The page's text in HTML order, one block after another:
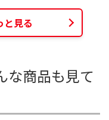
と見る
な商品も見て